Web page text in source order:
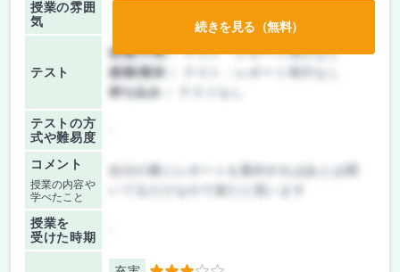
授業の雰囲
気
テスト
前期/中間：テスト・レポート両方なし
後期/期末：
持ち込み：
テストの方
式や難易度
コメント
授業の内容や
学べたこと
自分の番にレポートを要約すればあとは聞
授業を
受けた時期
続きを見る（無料）